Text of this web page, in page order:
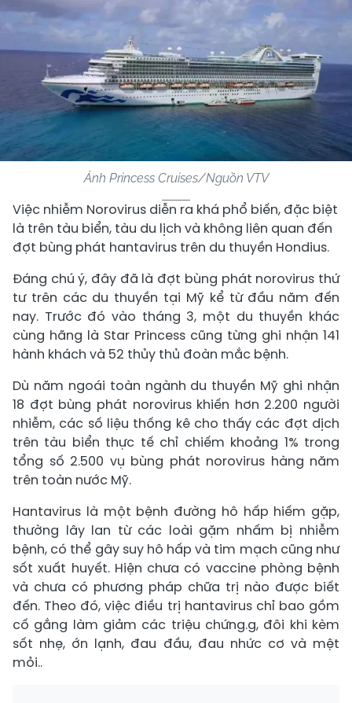
Ảnh Princess Cruises/Nguồn VTV
Việc nhiễm Norovirus diễn ra khá phổ biến, đặc biệt
là trên tàu biển, tàu du lịch và không liên quan đến
đợt bùng phát hantavirus trên du thuyền Hondius.
Đáng chú ý, đây đã là đợt bùng phát norovirus thứ
tư trên các du thuyền tại Mỹ kể từ đầu năm đến
nay. Trước đó vào tháng 3, một du thuyền khác
cùng hãng là Star Princess cũng từng ghi nhận 141
hành khách và 52 thủy thủ đoàn mắc bệnh.
Dù năm ngoái toàn ngành du thuyền Mỹ ghi nhận
18 đợt bùng phát norovirus khiến hơn 2.200 người
nhiễm, các số liệu thống kê cho thấy các đợt dịch
trên tàu biển thực tế chỉ chiếm khoảng 1% trong
tổng số 2.500 vụ bùng phát norovirus hàng năm
trên toàn nước Mỹ.
Hantavirus là một bệnh đường hô hấp hiếm gặp,
thường lây lan từ các loài gặm nhấm bị nhiễm
bệnh, có thể gây suy hô hấp và tim mạch cũng như
sốt xuất huyết. Hiện chưa có vaccine phòng bệnh
và chưa có phương pháp chữa trị nào được biết
đến. Theo đó, việc điều trị hantavirus chỉ bao gồm
cố gắng làm giảm các triệu chứng.g, đôi khi kèm
sốt nhẹ, ớn lạnh, đau đầu, đau nhức cơ và mệt
mỏi..